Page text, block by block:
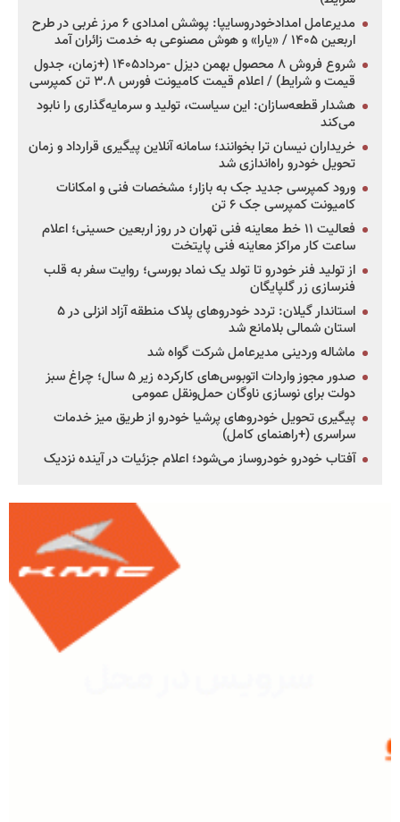
مدیرعامل امدادخودروسایپا: پوشش امدادی ۶ مرز غربی در طرح
اربعین ۱۴۰۵ / «یارا» و هوش مصنوعی به خدمت زائران آمد
شروع فروش ۸ محصول بهمن دیزل -مرداد۱۴۰۵ (+زمان، جدول
قیمت و شرایط) / اعلام قیمت کامیونت فورس ۳.۸ تن کمپرسی
هشدار قطعه‌سازان: این سیاست، تولید و سرمایه‌گذاری را نابود
می‌کند
خریداران نیسان ترا بخوانند؛ سامانه آنلاین پیگیری قرارداد و زمان
تحویل خودرو راه‌اندازی شد
ورود کمپرسی جدید جک به بازار؛ مشخصات فنی و امکانات
کامیونت کمپرسی جک ۶ تن
فعالیت ۱۱ خط معاینه فنی تهران در روز اربعین حسینی؛ اعلام
ساعت کار مراکز معاینه فنی پایتخت
از تولید فنر خودرو تا تولد یک نماد بورسی؛ روایت سفر به قلب
فنرسازی زر گلپایگان
استاندار گیلان: تردد خودروهای پلاک منطقه آزاد انزلی در ۵
استان شمالی بلامانع شد
ماشاله وردینی مدیرعامل شرکت گواه شد
صدور مجوز واردات اتوبوس‌های کارکرده زیر ۵ سال؛ چراغ سبز
دولت برای نوسازی ناوگان حمل‌ونقل عمومی
پیگیری تحویل خودروهای پرشیا خودرو از طریق میز خدمات
سراسری (+راهنمای کامل)
آفتاب خودرو خودروساز می‌شود؛ اعلام جزئیات در آینده نزدیک